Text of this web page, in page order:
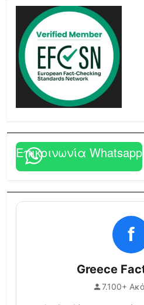
Επικοινωνία Whatsapp
f
Greece
7.100+